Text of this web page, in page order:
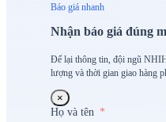
Báo giá nhanh
Nhận báo giá đúng
Để lại thông tin, đội ngũ
lượng và thời gian giao hàng
×
Họ và tên